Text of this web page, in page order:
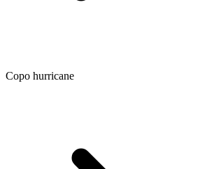
Copo hurricane